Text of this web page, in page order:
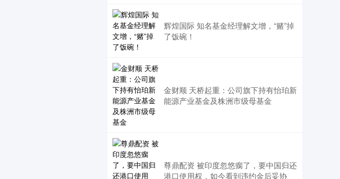
辉煌国际 知名基金经理解文增，“赌”掉
了饭碗！
金财顺 天桥起重：公司旗下持有怡珀新
能源产业基金及株洲市级母基金
尊鼎配资 被印度忽悠瘸了，要中国归还
港口使用权，如今看到违约金后妥协